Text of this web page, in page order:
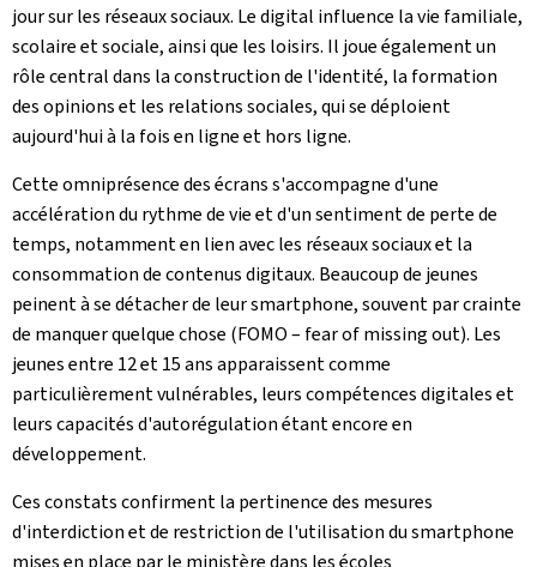
jour sur les réseaux sociaux. Le digital influence la vie familiale,
scolaire et sociale, ainsi que les loisirs. Il joue également un
rôle central dans la construction de l'identité, la formation
des opinions et les relations sociales, qui se déploient
aujourd'hui à la fois en ligne et hors ligne.
Cette omniprésence des écrans s'accompagne d'une
accélération du rythme de vie et d'un sentiment de perte de
temps, notamment en lien avec les réseaux sociaux et la
consommation de contenus digitaux. Beaucoup de jeunes
peinent à se détacher de leur smartphone, souvent par crainte
de manquer quelque chose (FOMO – fear of missing out). Les
jeunes entre 12 et 15 ans apparaissent comme
particulièrement vulnérables, leurs compétences digitales et
leurs capacités d'autorégulation étant encore en
développement.
Ces constats confirment la pertinence des mesures
d'interdiction et de restriction de l'utilisation du smartphone
mises en place par le ministère dans les écoles